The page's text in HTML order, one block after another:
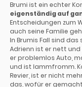
Brumi ist ein echter
eigenständig auf
Entscheidungen zum
auch seine Familie
In Brumis Fall sind das
Adrienn ist er nett
er problemlos Auto,
und ist lammfromm.
Revier, ist er nicht
das, wofür er